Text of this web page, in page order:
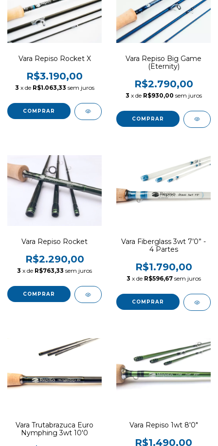
Vara Repiso Rocket X
R$3.190,00
3 x de R$1.063,33 sem juros
COMPRAR
Vara Repiso Big Game
(Eternity)
R$2.790,00
3 x de R$930,00 sem juros
COMPRAR
Vara Repiso Rocket
R$2.290,00
3 x de R$763,33 sem juros
COMPRAR
Vara Fiberglass 3wt 7’0” -
4 Partes
R$1.790,00
3 x de R$596,67 sem juros
Vara Trutabrazuca Euro
Nymphing 3wt 10'0
Vara Repiso 1wt 8'0"
R$1.490,00